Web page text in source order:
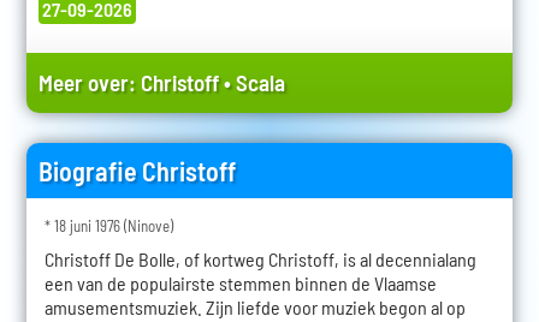
27-09-2026
Meer over: Christoff•Scala
Biografie Christoff
* 18 juni 1976 (Ninove)
Christoff De Bolle, of kortweg Christoff, is al decennialang
een van de populairste stemmen binnen de Vlaamse
amusementsmuziek. Zijn liefde voor muziek begon al op